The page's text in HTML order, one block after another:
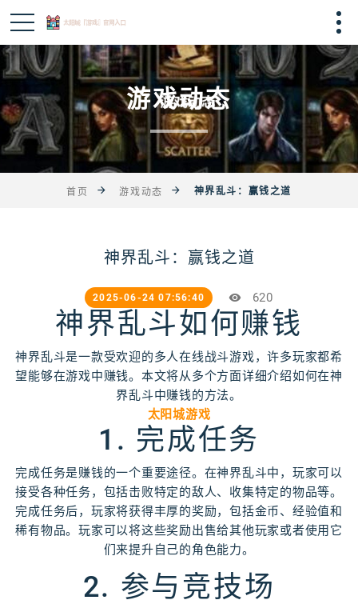
游戏动态
首页 游戏动态 神界乱斗：赢钱之道
神界乱斗：赢钱之道
2025-06-24 07:56:40 620
神界乱斗如何赚钱
神界乱斗是一款受欢迎的多人在线战斗游戏，许多玩家都希
望能够在游戏中赚钱。本文将从多个方面详细介绍如何在神
界乱斗中赚钱的方法。
太阳城游戏
1. 完成任务
完成任务是赚钱的一个重要途径。在神界乱斗中，玩家可以
接受各种任务，包括击败特定的敌人、收集特定的物品等。
完成任务后，玩家将获得丰厚的奖励，包括金币、经验值和
稀有物品。玩家可以将这些奖励出售给其他玩家或者使用它
们来提升自己的角色能力。
2. 参与竞技场